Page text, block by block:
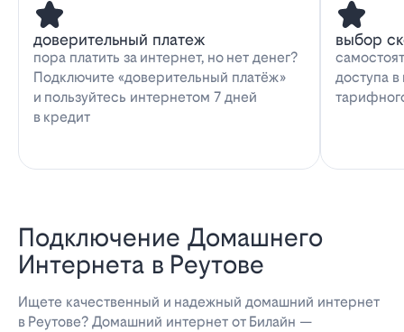
доверительный платеж
пора платить за интернет, но нет денег?
Подключите «доверительный платёж»
и пользуйтесь интернетом 7 дней
в кредит
выбор
доступа
Подключение Домашнего
Интернета в Реутове
Ищете качественный и надежный домашний интернет
в Реутове? Домашний интернет от Билайн —